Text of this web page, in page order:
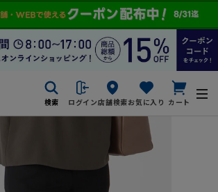
検索 ログイン店舗検索お気に入り カート